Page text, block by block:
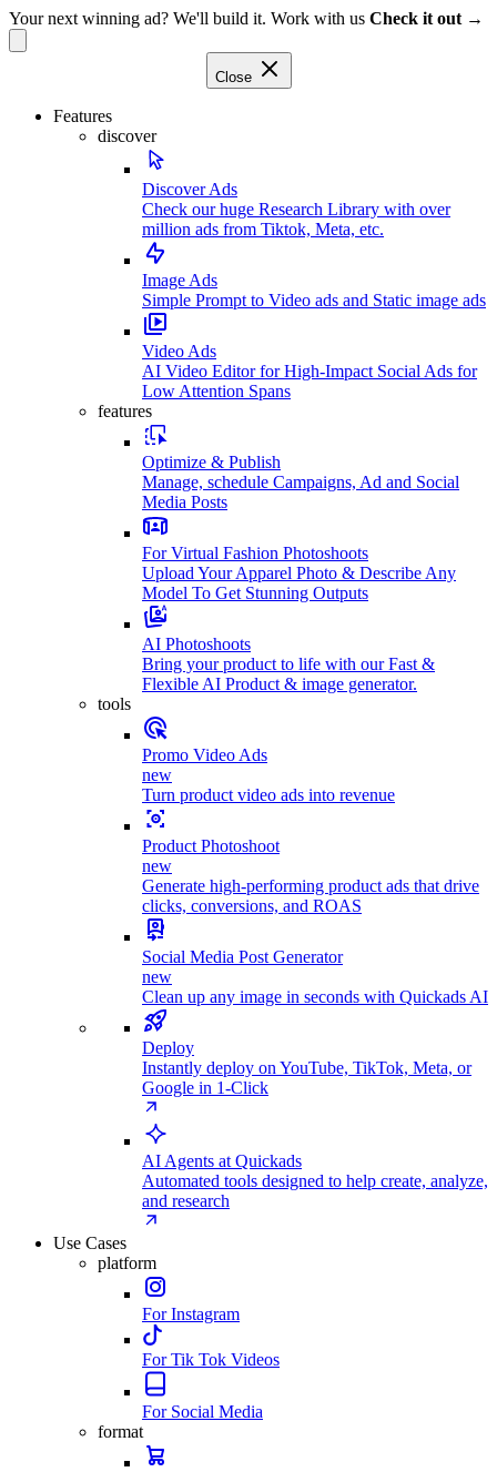
Your next winning ad? We'll build it. Work with us Check it out →
Close
Features
discover
Discover Ads
Check our huge Research Library with over
million ads from Tiktok, Meta, etc.
Image Ads
Simple Prompt to Video ads and Static image ads
Video Ads
AI Video Editor for High-Impact Social Ads for
Low Attention Spans
features
Optimize & Publish
Manage, schedule Campaigns, Ad and Social
Media Posts
For Virtual Fashion Photoshoots
Upload Your Apparel Photo & Describe Any
Model To Get Stunning Outputs
AI Photoshoots
Bring your product to life with our Fast &
Flexible AI Product & image generator.
tools
Promo Video Ads
new
Turn product video ads into revenue
Product Photoshoot
new
Generate high-performing product ads that drive
clicks, conversions, and ROAS
Social Media Post Generator
new
Clean up any image in seconds with Quickads AI
Deploy
Instantly deploy on YouTube, TikTok, Meta, or
Google in 1-Click
AI Agents at Quickads
Automated tools designed to help create, analyze,
and research
Use Cases
platform
For Instagram
For Tik Tok Videos
For Social Media
format